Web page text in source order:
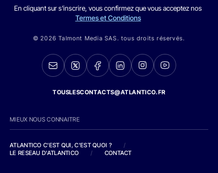
En cliquant sur s'inscrire, vous confirmez que vous acceptez nos
Termes et Conditions
© 2026 Talmont Media SAS. tous droits réservés.
TOUSLESCONTACTS@ATLANTICO.FR
MIEUX NOUS CONNAITRE
ATLANTICO C'EST QUI, C'EST QUOI ?
/
LE RESEAU D'ATLANTICO
/ CONTACT